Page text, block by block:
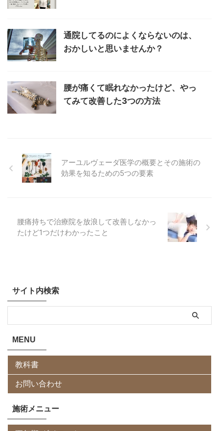
通院してるのによくならないのは、
おかしいと思いませんか？
腰が痛くて眠れなかったけど、やっ
てみて改善した3つの方法
アーユルヴェーダ医学の概要とその施術の
効果を知るための5つの要素
腰痛持ちで治療院を放浪して改善しなかっ
たけど1つだけわかったこと
サイト内検索
MENU
教科書
お問い合わせ
施術メニュー